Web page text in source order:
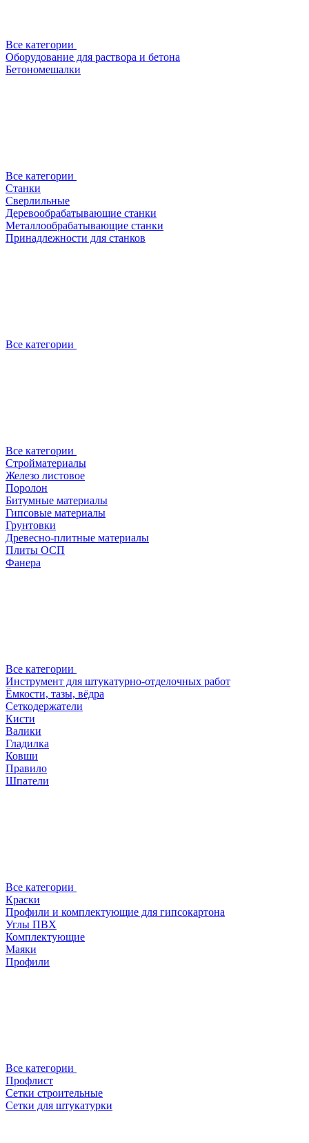
Все категории
Оборудование для раствора и бетона
Бетономешалки
Все категории
Станки
Сверлильные
Деревообрабатывающие станки
Металлообрабатывающие станки
Принадлежности для станков
Все категории
Все категории
Стройматериалы
Железо листовое
Поролон
Битумные материалы
Гипсовые материалы
Грунтовки
Древесно-плитные материалы
Плиты ОСП
Фанера
Все категории
Инструмент для штукатурно-отделочных работ
Ёмкости, тазы, вёдра
Сеткодержатели
Кисти
Валики
Гладилка
Ковши
Правило
Шпатели
Все категории
Краски
Профили и комплектующие для гипсокартона
Углы ПВХ
Комплектующие
Маяки
Профили
Все категории
Профлист
Сетки строительные
Сетки для штукатурки